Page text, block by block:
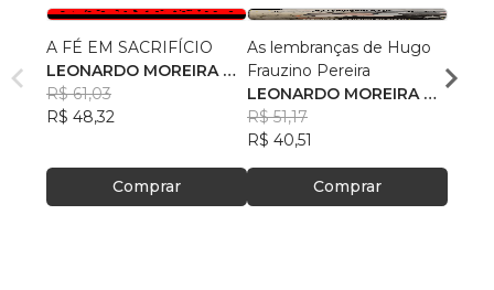
A FÉ EM SACRIFÍCIO
LEONARDO MOREIRA DA
SILVA
R$ 61,03
R$ 48,32
Comprar
As lembranças de Hugo
Frauzino Pereira
LEONARDO MOREIRA DA
SILVA
R$ 51,17
R$ 40,51
Comprar